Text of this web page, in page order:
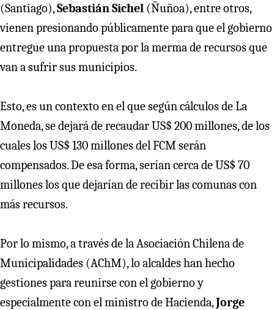
(Santiago),Sebastián Sichel (Ñuñoa), entre otros,
vienen presionando públicamente para que el gobierno
entregue una propuesta por la merma de recursos que
van a sufrir sus municipios.
Esto, es un contexto en el que según cálculos de La
Moneda, se dejará de recaudar US$ 200 millones, de los
cuales los US$ 130 millones del FCM serán
compensados. De esa forma, serían cerca de US$ 70
millones los que dejarían de recibir las comunas con
más recursos.
Por lo mismo, a través de la Asociación Chilena de
Municipalidades (AChM), lo alcaldes han hecho
gestiones para reunirse con el gobierno y
especialmente con el ministro de Hacienda,Jorge